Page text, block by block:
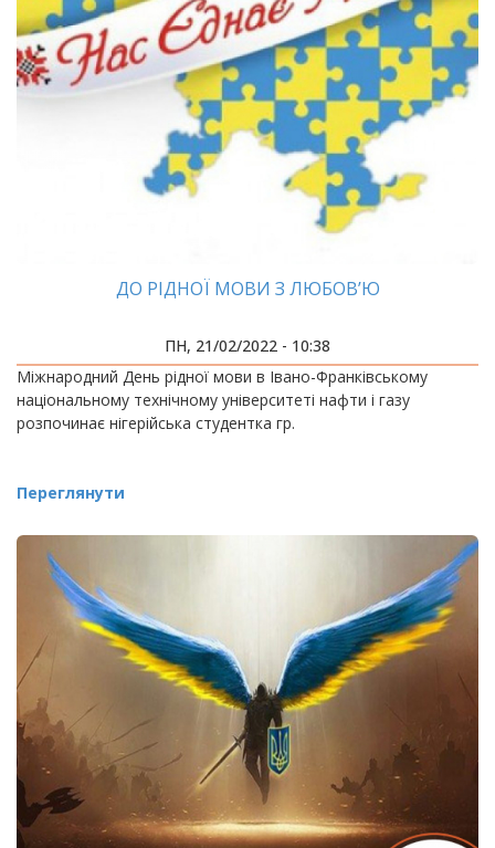
ДО РІДНОЇ МОВИ З ЛЮБОВ’Ю
ПН, 21/02/2022 - 10:38
Міжнародний День рідної мови в Івано-Франківському
національному технічному університеті нафти і газу
розпочинає нігерійська студентка гр.
Переглянути